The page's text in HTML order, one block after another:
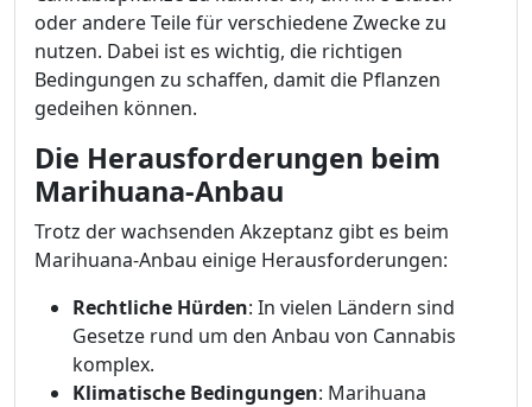
oder andere Teile für verschiedene Zwecke zu
nutzen. Dabei ist es wichtig, die richtigen
Bedingungen zu schaffen, damit die Pflanzen
gedeihen können.
Die Herausforderungen beim
Marihuana-Anbau
Trotz der wachsenden Akzeptanz gibt es beim
Marihuana-Anbau einige Herausforderungen:
Rechtliche Hürden: In vielen Ländern sind
Gesetze rund um den Anbau von Cannabis
komplex.
Klimatische Bedingungen: Marihuana